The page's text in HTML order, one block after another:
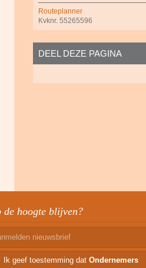
Routeplanner
Kvknr. 55265596
DEEL DEZE PAGINA
de hoogte blijven?
Ik geef toestemming dat Ondernemers